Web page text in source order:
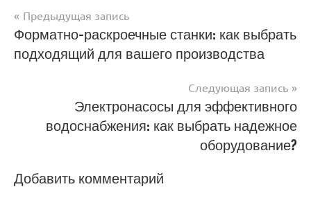
Навигация
по
Предыдущая запись
Форматно-раскроечные станки: как выбрать
подходящий для вашего производства
Следующая запись
Электронасосы для эффективного
водоснабжения: как выбрать надежное
оборудование?
Добавить комментарий